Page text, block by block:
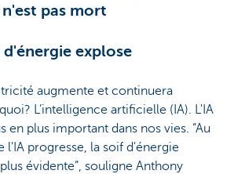
pas mort
d'énergie explose
augmente et continuera
L’intelligence artificielle (IA). L'IA
en plus important dans nos vies. “Au
l'IA progresse, la soif d'énergie
évidente”, souligne Anthony